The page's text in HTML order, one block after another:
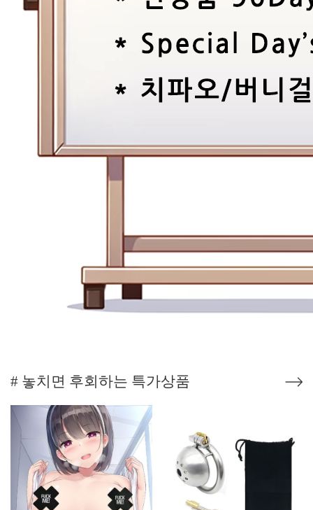
# 놓치면 후회하는 특가상품